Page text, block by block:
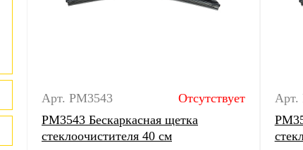
Арт. PM3543
Отсутствует
PM3543 Бескаркасная щетка
стеклоочистителя 40 см
Арт.